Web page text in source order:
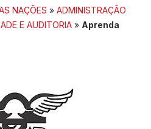
NAÇÕES » ADMINISTRAÇÃO
E AUDITORIA » Aprenda